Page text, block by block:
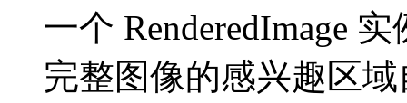
一个 RenderedImage
完整图像的感兴趣区域